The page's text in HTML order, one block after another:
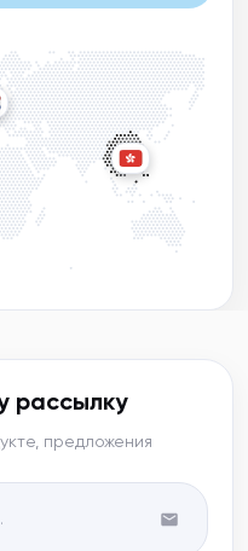
рассылку
предложения